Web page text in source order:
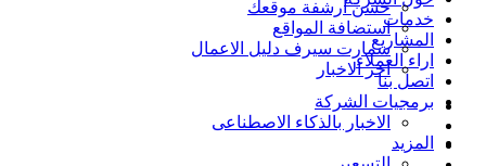
خدمات
المشاريع
اراء العملاء
اتصل بنا
برمجيات الشركة
الاخبار بالذكاء الاصطناعى
المزيد
حسن ارشفة موقعك
استضافة المواقع
سمارت سيرف دليل الاعمال
اخر الاخبار